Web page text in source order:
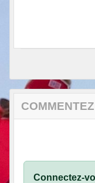
Connectez-